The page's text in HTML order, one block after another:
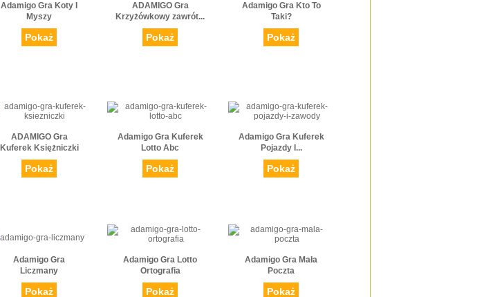
Adamigo Gra Koty I
Myszy
Pokaż
ADAMIGO Gra
Krzyżówkowy zawrót...
Pokaż
Adamigo Gra Kto To
Taki?
Pokaż
ADAMIGO Gra
Kuferek Księżniczki
Pokaż
Adamigo Gra Kuferek
Lotto Abc
Pokaż
Adamigo Gra Kuferek
Pojazdy I...
Pokaż
Adamigo Gra
Liczmany
Pokaż
Adamigo Gra Lotto
Ortografia
Pokaż
Adamigo Gra Mała
Poczta
Pokaż